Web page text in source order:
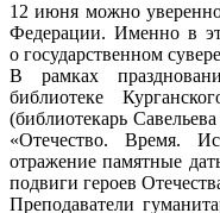
12 июня можно
Федерации. Именно в
о государственном
В рамках
библиотеке
(библиотекарь
«Отечество. Время.
отражение памятные
подвиги героев
Преподаватели